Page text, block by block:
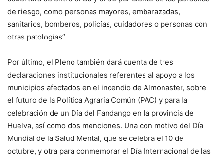
de riesgo, como personas mayores, embarazadas,
sanitarios, bomberos, policías, cuidadores o personas con
otras patologías”.
Por último, el Pleno también dará cuenta de tres
declaraciones institucionales referentes al apoyo a los
municipios afectados en el incendio de Almonaster, sobre
el futuro de la Política Agraria Común (PAC) y para la
celebración de un Día del Fandango en la provincia de
Huelva, así como dos menciones. Una con motivo del Día
Mundial de la Salud Mental, que se celebra el 10 de
octubre, y otra para conmemorar el Día Internacional de las